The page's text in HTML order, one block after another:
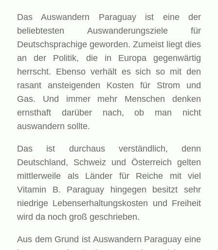
Das Auswandern Paraguay ist eine der
beliebtesten Auswanderungsziele für
Deutschsprachige geworden. Zumeist liegt dies
an der Politik, die in Europa gegenwärtig
herrscht. Ebenso verhält es sich so mit den
rasant ansteigenden Kosten für Strom und
Gas. Und immer mehr Menschen denken
ernsthaft darüber nach, ob man nicht
auswandern sollte.
Das ist durchaus verständlich, denn
Deutschland, Schweiz und Österreich gelten
mittlerweile als Länder für Reiche mit viel
Vitamin B. Paraguay hingegen besitzt sehr
niedrige Lebenserhaltungskosten und Freiheit
wird da noch groß geschrieben.
Aus dem Grund ist Auswandern Paraguay eine